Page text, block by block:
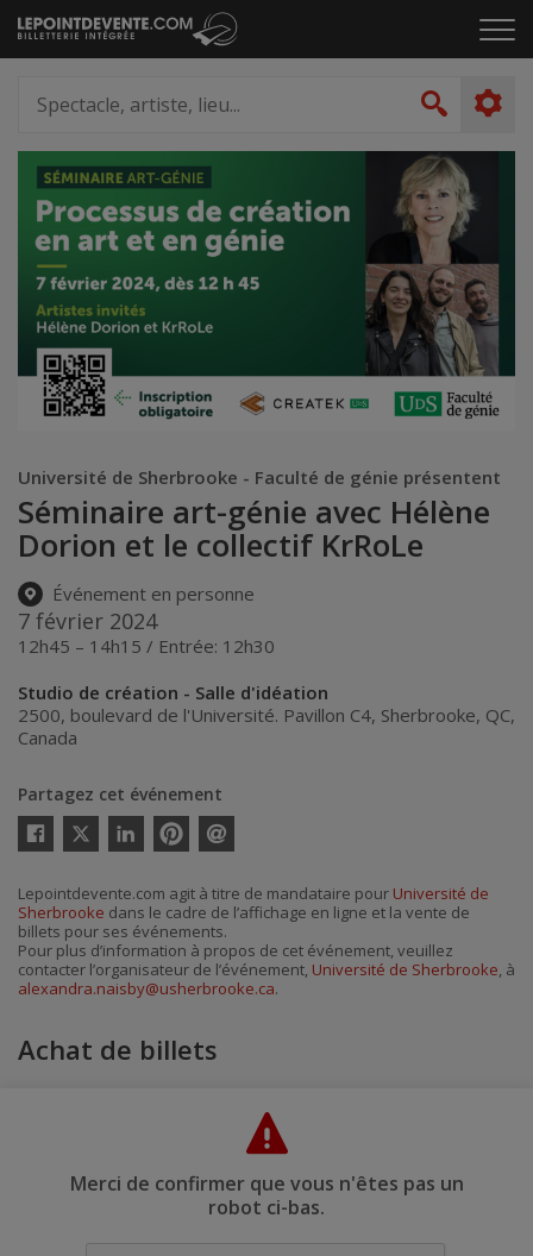
Passer
au
le
artiste,
lieu...
Université de Sherbrooke - Faculté de génie présentent
Séminaire art-génie avec Hélène
Dorion et le collectif KrRoLe
Événement en personne
7 février 2024
12h45 – 14h15 / Entrée: 12h30
Studio de création - Salle d'idéation
2500, boulevard de l'Université. Pavillon C4, Sherbrooke, QC,
Canada
Partagez cet événement
Twitter
courriel
Lepointdevente.com agit à titre de mandataire pour Université de
Sherbrooke dans le cadre de l’affichage en ligne et la vente de
billets pour ses événements.
Pour plus d’information à propos de cet événement, veuillez
contacter l’organisateur de l’événement, Université de Sherbrooke, à
alexandra.naisby@usherbrooke.ca.
Achat de billets
Merci de confirmer que vous n'êtes pas un
robot ci-bas.